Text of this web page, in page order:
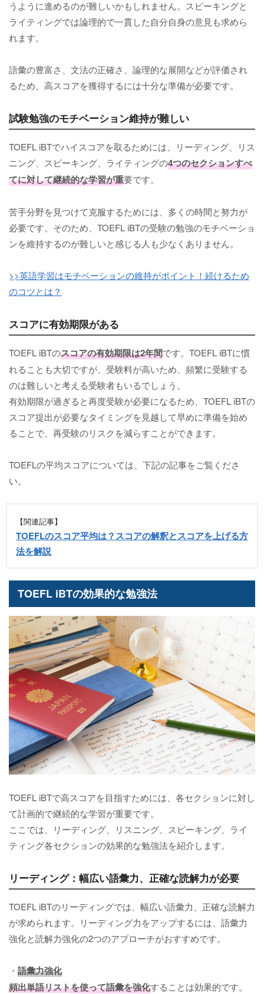
うように進めるのが難しいかもしれません。スピーキングと
ライティングでは論理的で一貫した自分自身の意見も求めら
れます。
語彙の豊富さ、文法の正確さ、論理的な展開などが評価され
るため、高スコアを獲得するには十分な準備が必要です。
試験勉強のモチベーション維持が難しい
TOEFL iBTでハイスコアを取るためには、リーディング、リス
ニング、スピーキング、ライティングの4つのセクションすべ
てに対して継続的な学習が重要です。
苦手分野を見つけて克服するためには、多くの時間と努力が
必要です。そのため、TOEFL iBTの受験の勉強のモチベーショ
ンを維持するのが難しいと感じる人も少なくありません。
>>英語学習はモチベーションの維持がポイント！続けるため
のコツとは？
スコアに有効期限がある
TOEFL iBTのスコアの有効期限は2年間です。TOEFL iBTに慣
れることも大切ですが、受験料が高いため、頻繁に受験する
のは難しいと考える受験者もいるでしょう。
有効期限が過ぎると再度受験が必要になるため、TOEFL iBTの
スコア提出が必要なタイミングを見越して早めに準備を始め
ることで、再受験のリスクを減らすことができます。
TOEFLの平均スコアについては、下記の記事をご覧くださ
い。
【関連記事】
TOEFLのスコア平均は？スコアの解釈とスコアを上げる方
法を解説
TOEFL iBTの効果的な勉強法
TOEFL iBTで高スコアを目指すためには、各セクションに対し
て計画的で継続的な学習が重要です。
ここでは、リーディング、リスニング、スピーキング、ライ
ティング各セクションの効果的な勉強法を紹介します。
リーディング：幅広い語彙力、正確な読解力が必要
TOEFL iBTのリーディングでは、幅広い語彙力、正確な読解力
が求められます。リーディング力をアップするには、語彙力
強化と読解力強化の2つのアプローチがおすすめです。
・ 語彙力強化
頻出単語リストを使って語彙を強化することは効果的です。